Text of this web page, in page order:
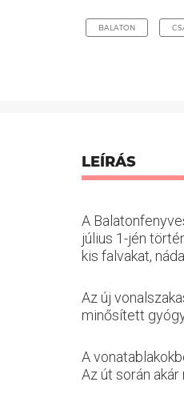
BALATON
LEÍRÁS
A
július 1-jén
kis falvakat,
Az új
minősített
A
Az út során